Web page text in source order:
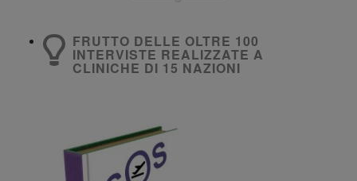
FRUTTO DELLE OLTRE 100
INTERVISTE REALIZZATE A
CLINICHE DI 15 NAZIONI